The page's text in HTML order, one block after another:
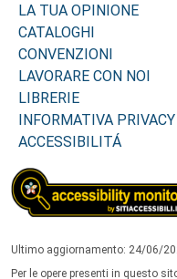
LA TUA OPINIONE
CATALOGHI
CONVENZIONI
LAVORARE CON NOI
LIBRERIE
INFORMATIVA PRIVACY
ACCESSIBILITÁ
Ultimo aggiornamento: 24/06/
Per le opere presenti in questo